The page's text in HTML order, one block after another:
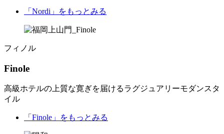
「Nordi」 をもっとみる
フィノル
Finole
高級ホテルの上質な寛ぎを届けるラグジュアリーモダンスタ
イル
「Finole」 をもっとみる